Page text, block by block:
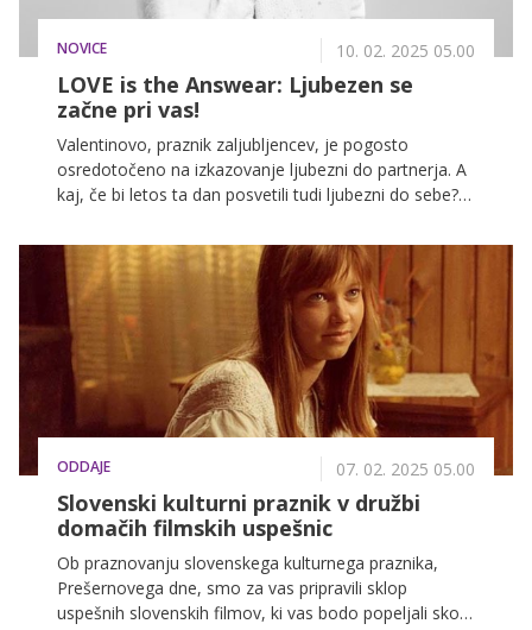
NOVICE 10. 02. 2025 05.00
LOVE is the Answear: Ljubezen se
začne pri vas!
Valentinovo, praznik zaljubljencev, je pogosto
osredotočeno na izkazovanje ljubezni do partnerja. A
kaj, če bi letos ta dan posvetili tudi ljubezni do sebe?
odnose, ki jih gradite z drugimi. Answear vas
spodbuja, da si vzamete čas za razvajanje sebe in
drugih ter vas poziva, da letos ljubezen izkažete na
kreativen in inovativen način.
ODDAJE 07. 02. 2025 05.00
Slovenski kulturni praznik v družbi
domačih filmskih uspešnic
Ob praznovanju slovenskega kulturnega praznika,
Prešernovega dne, smo za vas pripravili sklop
uspešnih slovenskih filmov, ki vas bodo popeljali skozi